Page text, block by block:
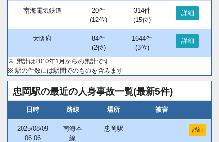
南海電気鉄道
20件
(12位)
314件
(15位)
詳細
大阪府
84件
(2位)
1644件
(3位)
詳細
※ 累計は2010年1月からの累計です
※ 駅の件数には駅間でのものを含みます
忠岡駅の最近の人身事故一覧(最新5件)
日時 路線 場所 被害
2025/08/09
06:06
南海本
線
忠岡駅 詳細